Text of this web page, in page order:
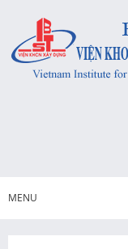
MENU